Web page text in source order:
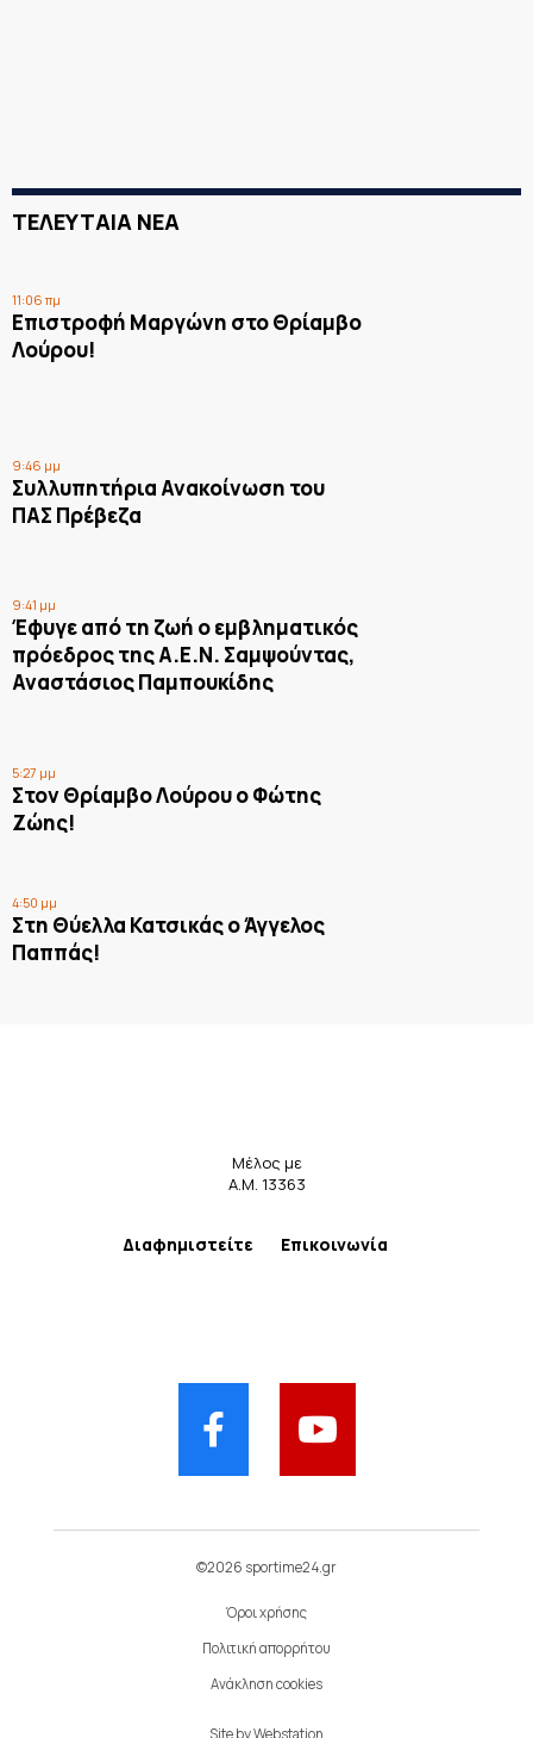
ΤΕΛΕΥΤΑΙΑ ΝΕΑ
11:06 πμ
Επιστροφή Μαργώνη στο Θρίαμβο
Λούρου!
9:46 μμ
Συλλυπητήρια Ανακοίνωση του
ΠΑΣ Πρέβεζα
9:41 μμ
Έφυγε από τη ζωή ο εμβληματικός
πρόεδρος της Α.Ε.Ν. Σαμψούντας,
Αναστάσιος Παμπουκίδης
5:27 μμ
Στον Θρίαμβο Λούρου ο Φώτης
Ζώης!
4:50 μμ
Στη Θύελλα Κατσικάς ο Άγγελος
Παππάς!
Μέλος με
Α.Μ. 13363
Διαφημιστείτε Επικοινωνία
©2026 sportime24.gr
Όροι χρήσης
Πολιτική απορρήτου
Ανάκληση cookies
Site byWebstation